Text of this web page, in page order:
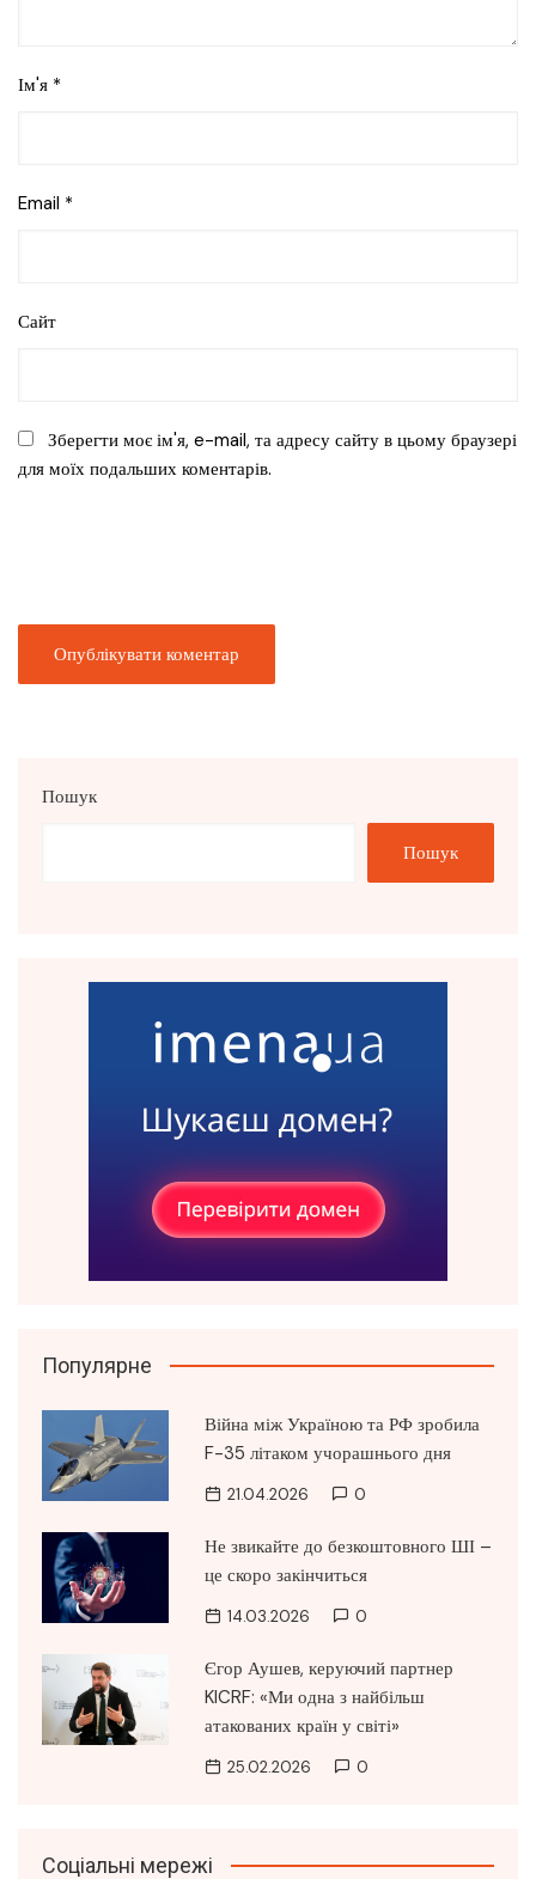
Ім'я *
Email *
Сайт
Зберегти моє ім'я, e-mail, та адресу сайту в цьому браузері
для моїх подальших коментарів.
Пошук
Пошук
Популярне
Війна між Україною та РФ зробила
F-35 літаком учорашнього дня
21.04.2026 0
Не звикайте до безкоштовного ШІ –
це скоро закінчиться
14.03.2026 0
Єгор Аушев, керуючий партнер
KICRF: «Ми одна з найбільш
атакованих країн у світі»
25.02.2026 0
Соціальні мережі